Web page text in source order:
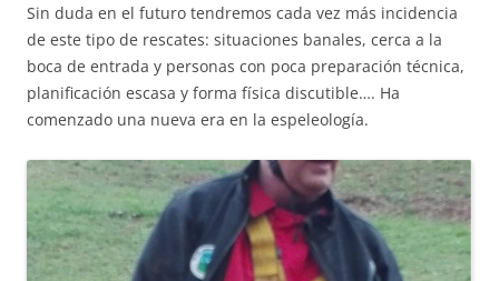
Sin duda en el futuro tendremos cada vez más incidencia
de este tipo de rescates: situaciones banales, cerca a la
boca de entrada y personas con poca preparación técnica,
planificación escasa y forma física discutible…. Ha
comenzado una nueva era en la espeleología.